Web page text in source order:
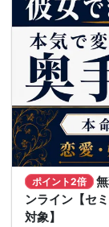
ポイント2倍
ンライン【セ
対象】